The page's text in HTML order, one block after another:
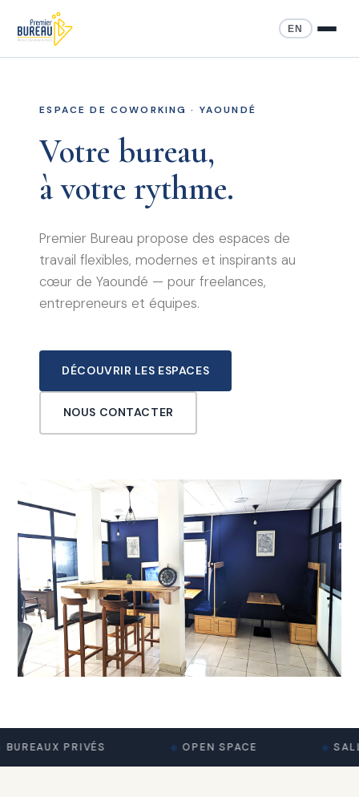
EN
ESPACE DE COWORKING · YAOUNDÉ
Votre bureau,
à votre rythme.
Premier Bureau propose des espaces de
travail flexibles, modernes et inspirants au
cœur de Yaoundé — pour freelances,
entrepreneurs et équipes.
DÉCOUVRIR LES ESPACES
NOUS CONTACTER
PRIVÉS OPEN SPACE